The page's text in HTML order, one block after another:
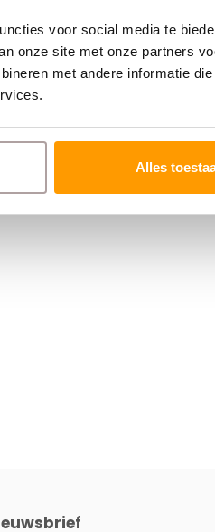
voor social media te
onze site met onze partners
met andere informatie
Alles